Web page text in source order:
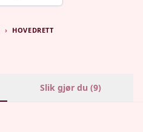
› HOVEDRETT
Slik gjør du (9)